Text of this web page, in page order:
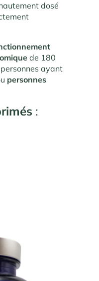
dosé
de 180
ayant
personnes
: